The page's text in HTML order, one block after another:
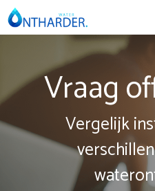
Spring
naar
Vraag
Vergelijk